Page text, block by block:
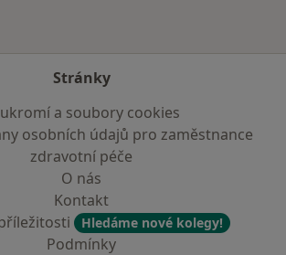
Stránky
a soubory cookies
osobních údajů pro zaměstnance
zdravotní péče
O nás
Kontakt
Hledáme nové kolegy!
Podmínky